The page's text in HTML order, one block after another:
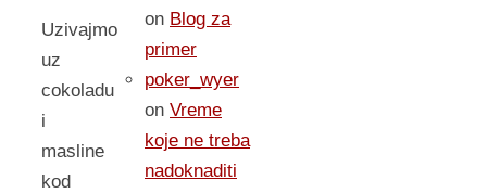
Uzivajmo
uz
cokoladu
i
masline
kod
on Blog za
primer
poker_wyer
on Vreme
koje ne treba
nadoknaditi